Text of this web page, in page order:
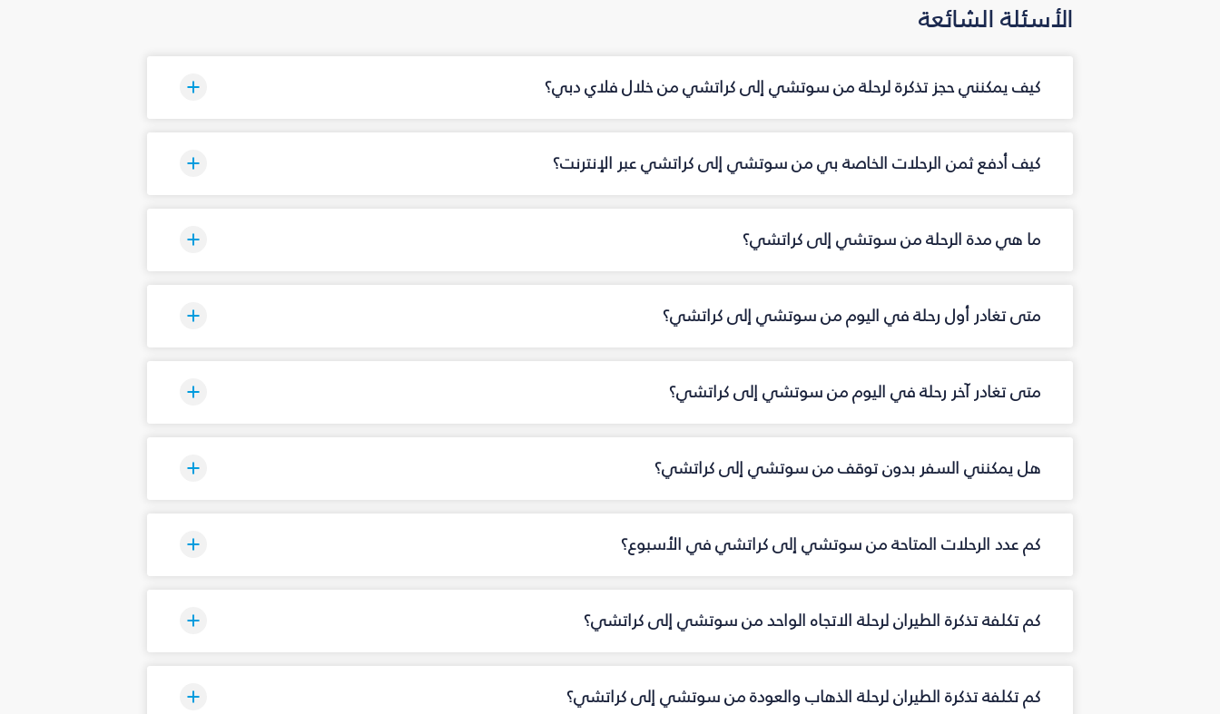
الأسئلة الشائعة
كيف يمكنني حجز تذكرة لرحلة من سوتشي إلى كراتشي من خلال فلاي دبي؟
كيف أدفع ثمن الرحلات الخاصة بي من سوتشي إلى كراتشي عبر الإنترنت؟
ما هي مدة الرحلة من سوتشي إلى كراتشي؟
متى تغادر أول رحلة في اليوم من سوتشي إلى كراتشي؟
متى تغادر آخر رحلة في اليوم من سوتشي إلى كراتشي؟
هل يمكنني السفر بدون توقف من سوتشي إلى كراتشي؟
كم عدد الرحلات المتاحة من سوتشي إلى كراتشي في الأسبوع؟
كم تكلفة تذكرة الطيران لرحلة الاتجاه الواحد من سوتشي إلى كراتشي؟
كم تكلفة تذكرة الطيران لرحلة الذهاب والعودة من سوتشي إلى كراتشي؟